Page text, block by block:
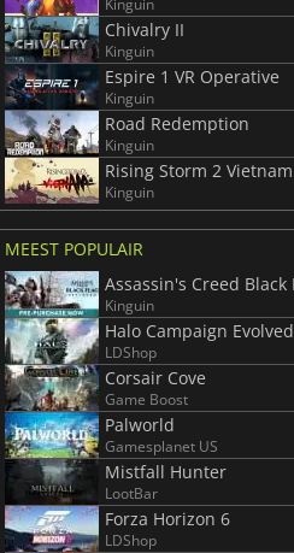
Gate 3
Kinguin
Chivalry II
Kinguin
Espire 1 VR Operative
Kinguin
Road Redemption
Kinguin
Rising Storm 2 Vietnam
Kinguin
MEEST POPULAIR
Kinguin
Halo Campaign Evolved
LDShop
Corsair Cove
Game Boost
Palworld
Gamesplanet US
Mistfall Hunter
LootBar
Forza Horizon 6
LDShop